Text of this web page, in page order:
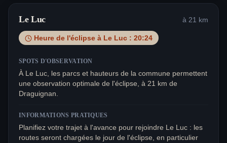
Le Luc à 21 km
Heure de l'éclipse à Le Luc : 20:24
SPOTS D'OBSERVATION
À Le Luc, les parcs et hauteurs de la commune permettent
une observation optimale de l'éclipse, à 21 km de
Draguignan.
INFORMATIONS PRATIQUES
Planifiez votre trajet à l'avance pour rejoindre Le Luc : les
routes seront chargées le jour de l'éclipse, en particulier